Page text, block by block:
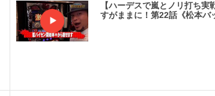
【ハーデスで嵐とノリ打ち
すがままに！第22話《松本